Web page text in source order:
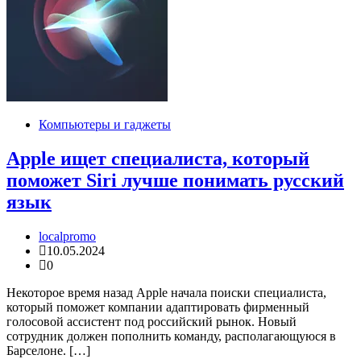
Компьютеры и гаджеты
Apple ищет специалиста, который
поможет Siri лучше понимать русский
язык
localpromo
10.05.2024
0
Некоторое время назад Apple начала поиски специалиста,
который поможет компании адаптировать фирменный
голосовой ассистент под российский рынок. Новый
сотрудник должен пополнить команду, располагающуюся в
Барселоне. […]